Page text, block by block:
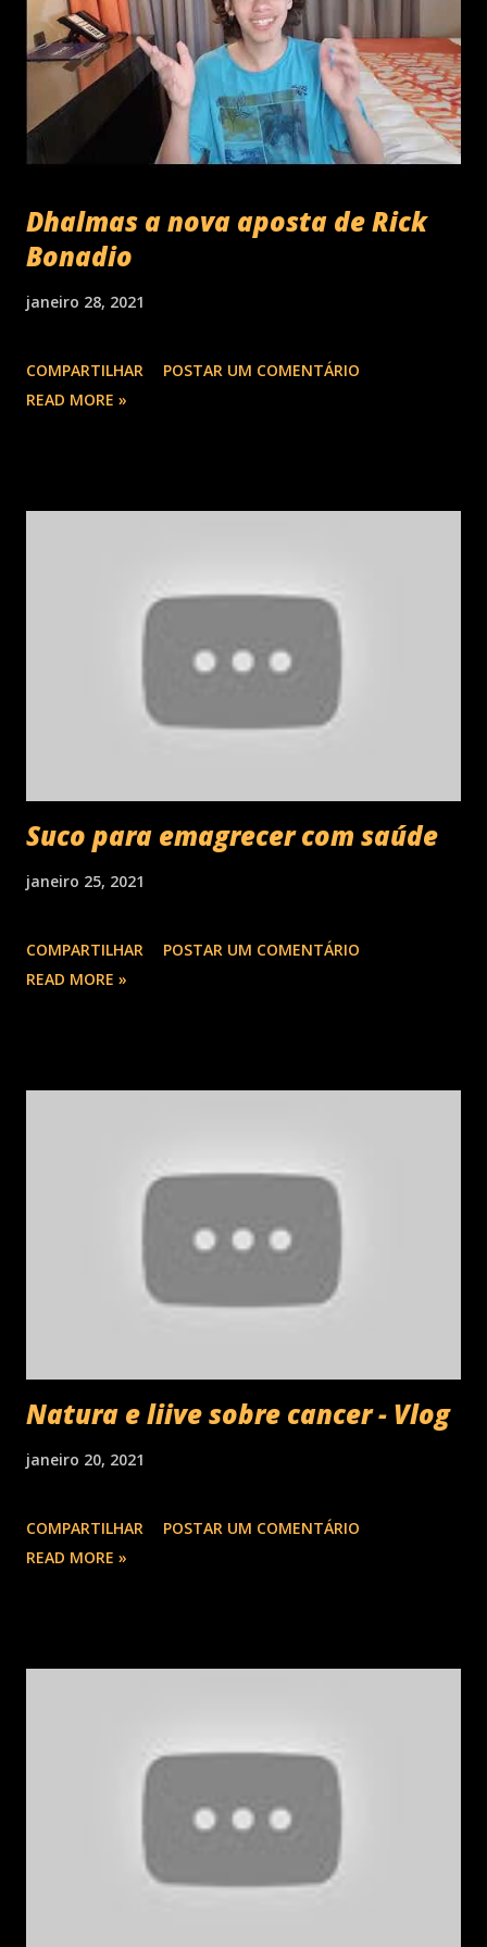
Dhalmas a nova aposta de Rick
Bonadio
janeiro 28, 2021
COMPARTILHAR
POSTAR UM COMENTÁRIO
READ MORE »
Suco para emagrecer com saúde
janeiro 25, 2021
COMPARTILHAR
POSTAR UM COMENTÁRIO
READ MORE »
Natura e liive sobre cancer - Vlog
janeiro 20, 2021
COMPARTILHAR
POSTAR UM COMENTÁRIO
READ MORE »